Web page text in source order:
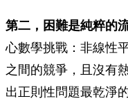
第二，困難是純粹的
心數學挑戰：非線性
之間的競爭，且沒有
出正則性問題最乾淨的